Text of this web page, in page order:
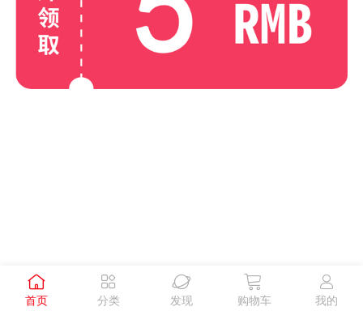

首页

分类

发现

购物车

我的